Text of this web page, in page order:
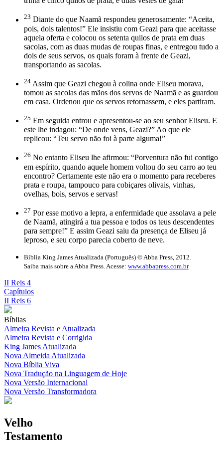
23 Diante do que Naamã respondeu generosamente: “Aceita,
pois, dois talentos!” Ele insistiu com Geazi para que aceitasse
aquela oferta e colocou os setenta quilos de prata em duas
sacolas, com as duas mudas de roupas finas, e entregou tudo a
dois de seus servos, os quais foram à frente de Geazi,
transportando as sacolas.
24 Assim que Geazi chegou à colina onde Eliseu morava,
tomou as sacolas das mãos dos servos de Naamã e as guardou
em casa. Ordenou que os servos retornassem, e eles partiram.
25 Em seguida entrou e apresentou-se ao seu senhor Eliseu. E
este lhe indagou: “De onde vens, Geazi?” Ao que ele
replicou: “Teu servo não foi à parte alguma!”
26 No entanto Eliseu lhe afirmou: “Porventura não fui contigo
em espírito, quando aquele homem voltou do seu carro ao teu
encontro? Certamente este não era o momento para receberes
prata e roupa, tampouco para cobiçares olivais, vinhas,
ovelhas, bois, servos e servas!
27 Por esse motivo a lepra, a enfermidade que assolava a pele
de Naamã, atingirá a tua pessoa e todos os teus descendentes
para sempre!” E assim Geazi saiu da presença de Eliseu já
leproso, e seu corpo parecia coberto de neve.
Bíblia King James Atualizada (Português) © Abba Press, 2012.
Saiba mais sobre a Abba Press. Acesse: www.abbapress.com.br
II Reis 4
Capítulos
II Reis 6
Bíblias
Almeira Revista e Atualizada
Almeira Revista e Corrigida
King James Atualizada
Nova Almeida Atualizada
Nova Bíblia Viva
Nova Tradução na Linguagem de Hoje
Nova Versão Internacional
Nova Versão Transformadora
Velho
Testamento